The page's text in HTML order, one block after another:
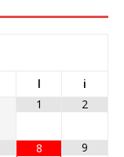
l
i
1
2
8 9